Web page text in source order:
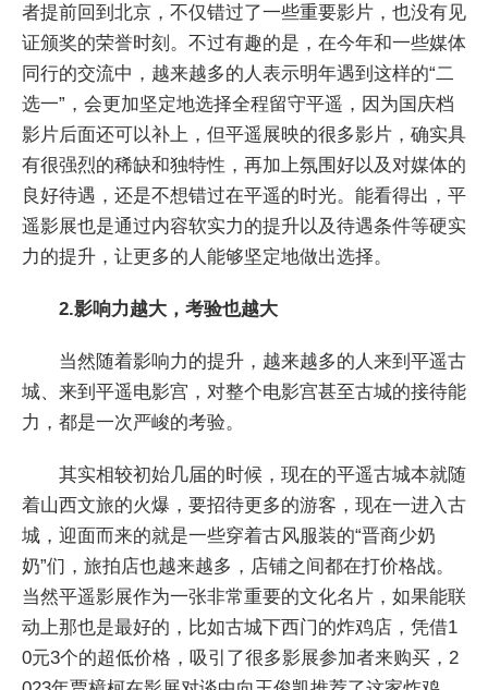
者提前回到北京，不仅错过了一些重要影片，也没有见
证颁奖的荣誉时刻。不过有趣的是，在今年和一些媒体
同行的交流中，越来越多的人表示明年遇到这样的“二
选一”，会更加坚定地选择全程留守平遥，因为国庆档
影片后面还可以补上，但平遥展映的很多影片，确实具
有很强烈的稀缺和独特性，再加上氛围好以及对媒体的
良好待遇，还是不想错过在平遥的时光。能看得出，平
遥影展也是通过内容软实力的提升以及待遇条件等硬实
力的提升，让更多的人能够坚定地做出选择。
2.影响力越大，考验也越大
当然随着影响力的提升，越来越多的人来到平遥古
城、来到平遥电影宫，对整个电影宫甚至古城的接待能
力，都是一次严峻的考验。
其实相较初始几届的时候，现在的平遥古城本就随
着山西文旅的火爆，要招待更多的游客，现在一进入古
城，迎面而来的就是一些穿着古风服装的“晋商少奶
奶”们，旅拍店也越来越多，店铺之间都在打价格战。
当然平遥影展作为一张非常重要的文化名片，如果能联
动上那也是最好的，比如古城下西门的炸鸡店，凭借1
0元3个的超低价格，吸引了很多影展参加者来购买，2